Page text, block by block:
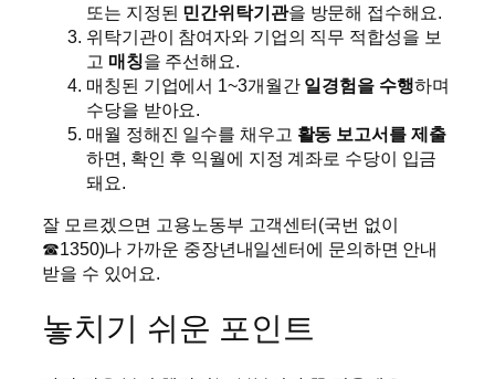
또는 지정된 민간위탁기관을 방문해 접수해요.
위탁기관이 참여자와 기업의 직무 적합성을 보
고 매칭을 주선해요.
매칭된 기업에서 1~3개월간 일경험을 수행하며
수당을 받아요.
매월 정해진 일수를 채우고 활동 보고서를 제출
하면, 확인 후 익월에 지정 계좌로 수당이 입금
돼요.
잘 모르겠으면 고용노동부 고객센터(국번 없이
☎1350)나 가까운 중장년내일센터에 문의하면 안내
받을 수 있어요.
놓치기 쉬운 포인트